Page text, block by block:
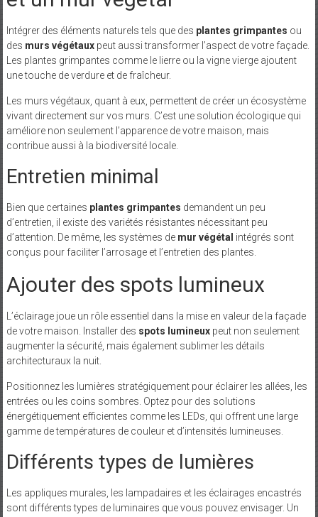
Intégrer des éléments naturels tels que des plantes grimpantes ou
des murs végétauxpeut aussi transformer l’aspect de votre façade.
Les plantes grimpantes comme le lierre ou la vigne vierge ajoutent
une touche de verdure et de fraîcheur.
Les murs végétaux, quant à eux, permettent de créer un écosystème
vivant directement sur vos murs. C’est une solution écologique qui
améliore non seulement l’apparence de votre maison, mais
contribue aussi à la biodiversité locale.
Entretien minimal
Bien que certaines plantes grimpantes demandent un peu
d’entretien, il existe des variétés résistantes nécessitant peu
d’attention. De même, les systèmes de mur végétal intégrés sont
conçus pour faciliter l’arrosage et l’entretien des plantes.
Ajouter des spots lumineux
L’éclairage joue un rôle essentiel dans la mise en valeur de la façade
de votre maison. Installer des spots lumineuxpeut non seulement
augmenter la sécurité, mais également sublimer les détails
architecturaux la nuit.
Positionnez les lumières stratégiquement pour éclairer les allées, les
entrées ou les coins sombres. Optez pour des solutions
énergétiquement efficientes comme les LEDs, qui offrent une large
gamme de températures de couleur et d’intensités lumineuses.
Différents types de lumières
Les appliques murales, les lampadaires et les éclairages encastrés
sont différents types de luminaires que vous pouvez envisager. Un